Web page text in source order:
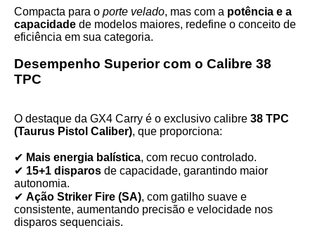
Compacta para o porte velado, mas com a potência e a
capacidade de modelos maiores, redefine o conceito de
eficiência em sua categoria.
Desempenho Superior com o Calibre 38
TPC
O destaque da GX4 Carry é o exclusivo calibre 38 TPC
(Taurus Pistol Caliber), que proporciona:
✔ Mais energia balística, com recuo controlado.
✔ 15+1 disparos de capacidade, garantindo maior
autonomia.
✔ Ação Striker Fire (SA), com gatilho suave e
consistente, aumentando precisão e velocidade nos
disparos sequenciais.